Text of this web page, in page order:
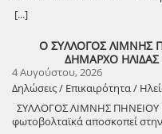
τα αναμασήματα του
που παίζουν την κασέτα της
Αποκορύφωμα ήταν η δήλωση
ότι ο κρατικός μηχανισμός
λίγους μήνες, η κυβέρνηση
ξεκινάει με τις καλύτερες
λίγες εβδομάδες για να γίνει
πυροσβέστες και χιλιάδες
ξεκινήσει ο Αύγουστος. Για
[...]
Ο ΣΥΛΛΟΓΟΣ ΛΙΜΝΗΣ
ΔΗΜΑΡΧΟ
4 Αυγούστου, 2026
Δηλώσεις / Επικαιρότητα /
ΣΥΛΛΟΓΟΣ ΛΙΜΝΗΣ ΠΗΝΕΙΟΥ
φωτοβολταϊκά αποσκοπεί